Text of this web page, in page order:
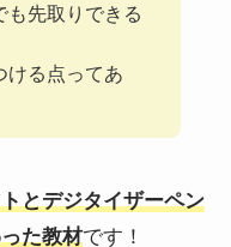
も先取りできる
ける点ってあ
とデジタイザーペン
た教材です！